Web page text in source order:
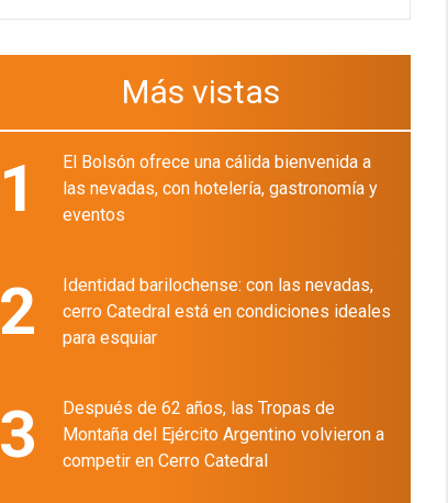
Más vistas
1
El Bolsón ofrece una cálida bienvenida a
las nevadas, con hotelería, gastronomía y
eventos
2
Identidad barilochense: con las nevadas,
cerro Catedral está en condiciones ideales
para esquiar
3
Después de 62 años, las Tropas de
Montaña del Ejército Argentino volvieron a
competir en Cerro Catedral